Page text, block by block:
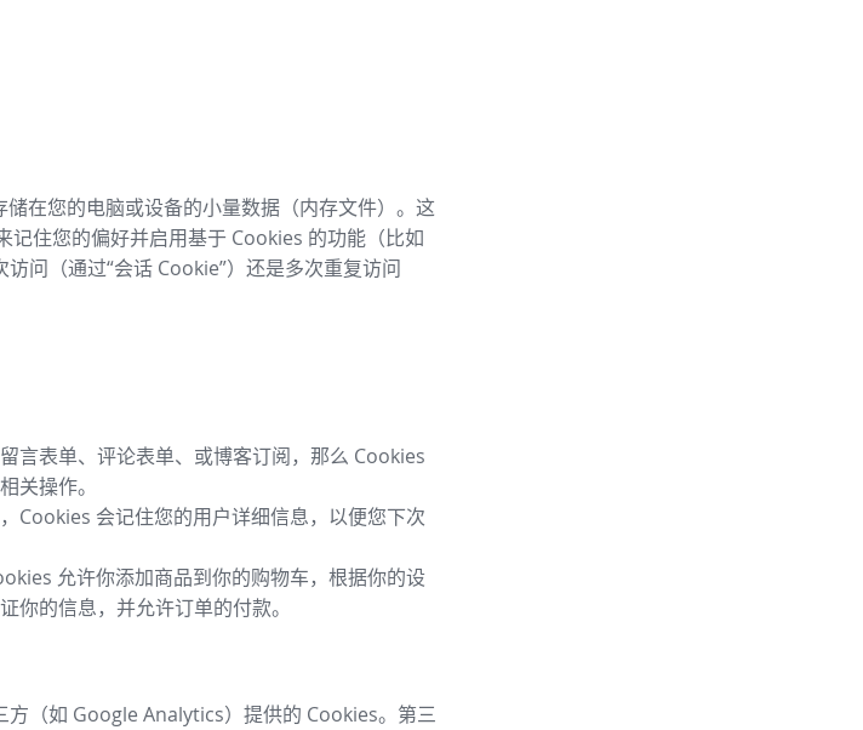
在您的电脑或设备的小量数据（内存文件）。这
记住您的偏好并启用基于 Cookies 的功能（比如
问（通过“会话 Cookie”）还是多次重复访问
言表单、评论表单、或博客订阅，那么 Cookies
关操作。
Cookies 会记住您的用户详细信息，以便您下次
允许你添加商品到你的购物车，根据你的设
你的信息，并允许订单的付款。
（如 Google Analytics）提供的 Cookies。第三